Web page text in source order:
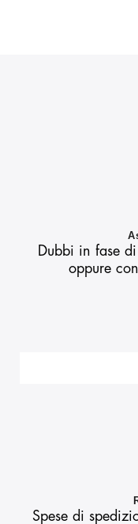
Dubbi in fase
oppure
Spese di